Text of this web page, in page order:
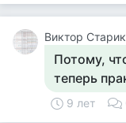
Виктор
Потому,
теперь
9 лет